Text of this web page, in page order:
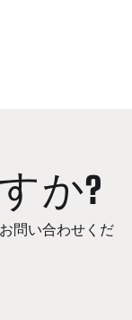
か?
問い合わせくだ